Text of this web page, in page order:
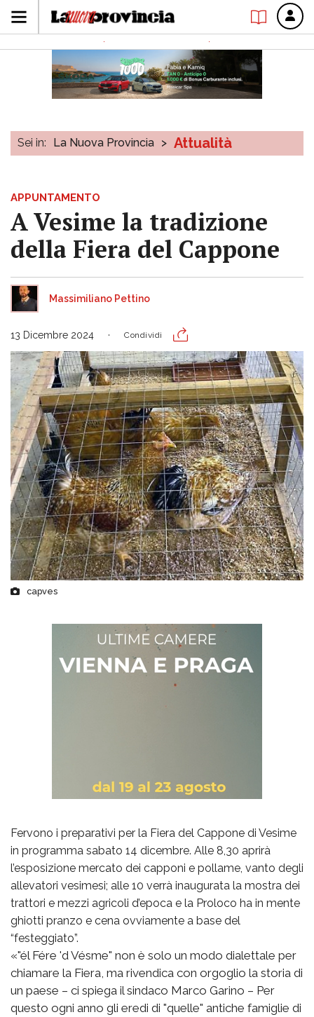
Sei in: La Nuova Provincia > Attualità
APPUNTAMENTO
A Vesime la tradizione
della Fiera del Cappone
Massimiliano Pettino
13 Dicembre 2024 Condividi
capves
Fervono i preparativi per la Fiera del Cappone di Vesime
in programma sabato 14 dicembre. Alle 8,30 aprirà
l’esposizione mercato dei capponi e pollame, vanto degli
allevatori vesimesi; alle 10 verrà inaugurata la mostra dei
trattori e mezzi agricoli d’epoca e la Proloco ha in mente
ghiotti pranzo e cena ovviamente a base del
“festeggiato”.
«"él Fére 'd Vésme" non è solo un modo dialettale per
chiamare la Fiera, ma rivendica con orgoglio la storia di
un paese – ci spiega il sindaco Marco Garino – Per
questo ogni anno gli eredi di "quelle" antiche famiglie di